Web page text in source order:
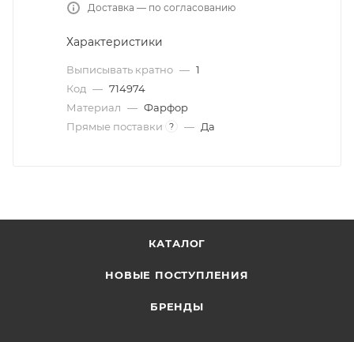
Доставка — по согласованию
Характеристики
Выписывать кратно — 1
Код — 714974
Материал — Фарфор
Прямые поставки
? — Да
КАТАЛОГ
НОВЫЕ ПОСТУПЛЕНИЯ
БРЕНДЫ